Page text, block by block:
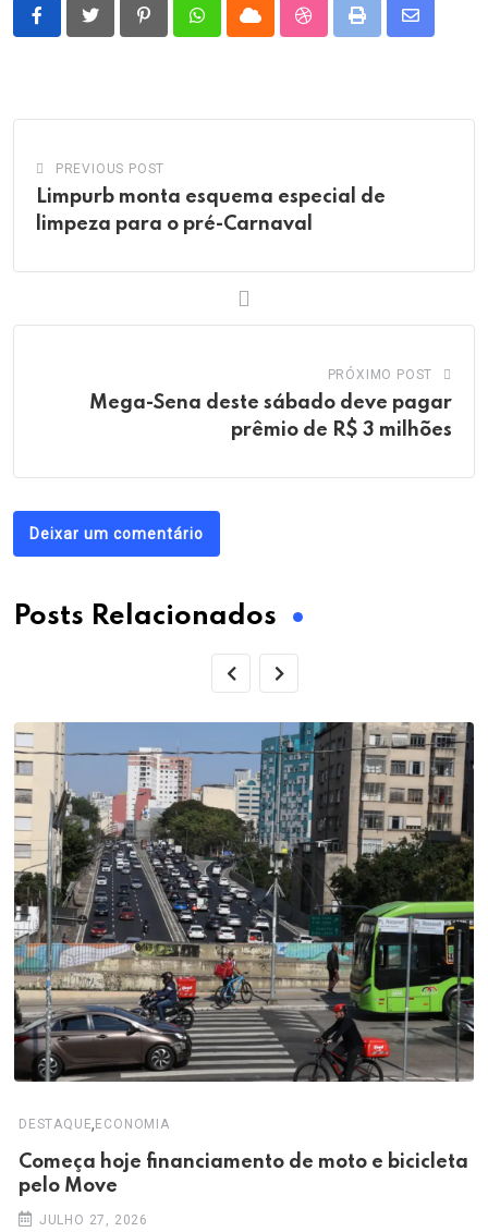
PinterestWhatsappCloud StumbleUpon
Print
Share
PREVIOUS POST
Limpurb monta esquema especial de
limpeza para o pré-Carnaval
PRÓXIMO POST
Mega-Sena deste sábado deve pagar
prêmio de R$ 3 milhões
Deixar um comentário
Posts Relacionados
DESTAQUE, ECONOMIA
Começa hoje financiamento de moto e bicicleta
pelo Move
JULHO 27, 2026